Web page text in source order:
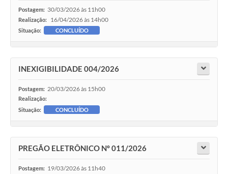
Postagem: 30/03/2026 às 11h00
Realização: 16/04/2026 às 14h00
Situação: CONCLUÍDO
INEXIGIBILIDADE 004/2026
Postagem: 20/03/2026 às 15h00
Realização:
Situação:
CONCLUÍDO
PREGÃO ELETRÔNICO Nº 011/2026
Postagem: 19/03/2026 às 11h40